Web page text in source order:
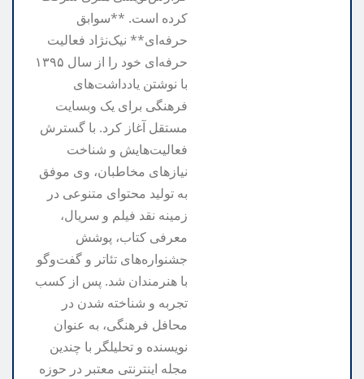
کرده است. **سوابق
حرفه‌ای** نیک‌نژاد فعالیت
حرفه‌ای خود را از سال ۱۳۹۵
با نوشتن یادداشت‌های
فرهنگی برای یک وبسایت
مستقل آغاز کرد. با گسترش
فعالیت‌هایش و شناخت
نیازهای مخاطبان، وی موفق
به تولید محتوای متنوعی در
زمینه نقد فیلم و سریال،
معرفی کتاب، پوشش
جشنواره‌های تئاتر و گفت‌وگو
با هنرمندان شد. پس از کسب
تجربه و شناخته شدن در
محافل فرهنگی، به عنوان
نویسنده و تحلیلگر با چندین
مجله اینترنتی معتبر در حوزه